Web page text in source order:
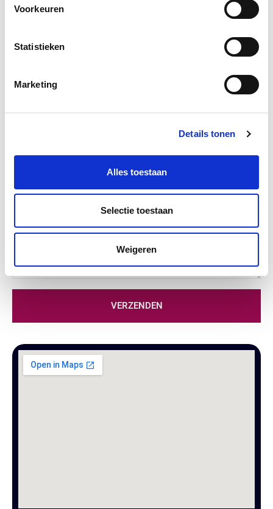
Voorkeuren
Statistieken
Marketing
Details tonen
Alles toestaan
Selectie toestaan
Weigeren
Meer informatie?
VERZENDEN